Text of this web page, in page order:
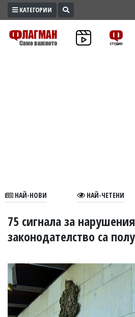
ПРОМО
ЗОНА
В
УКРАЙНА
РАЗСЛЕДВАНЕ
БИЗНЕС
ЮГ
КАТЕГОРИИ
НАЙ-НОВИ НАЙ-ЧЕТЕНИ
75 сигнала за
законодателство са